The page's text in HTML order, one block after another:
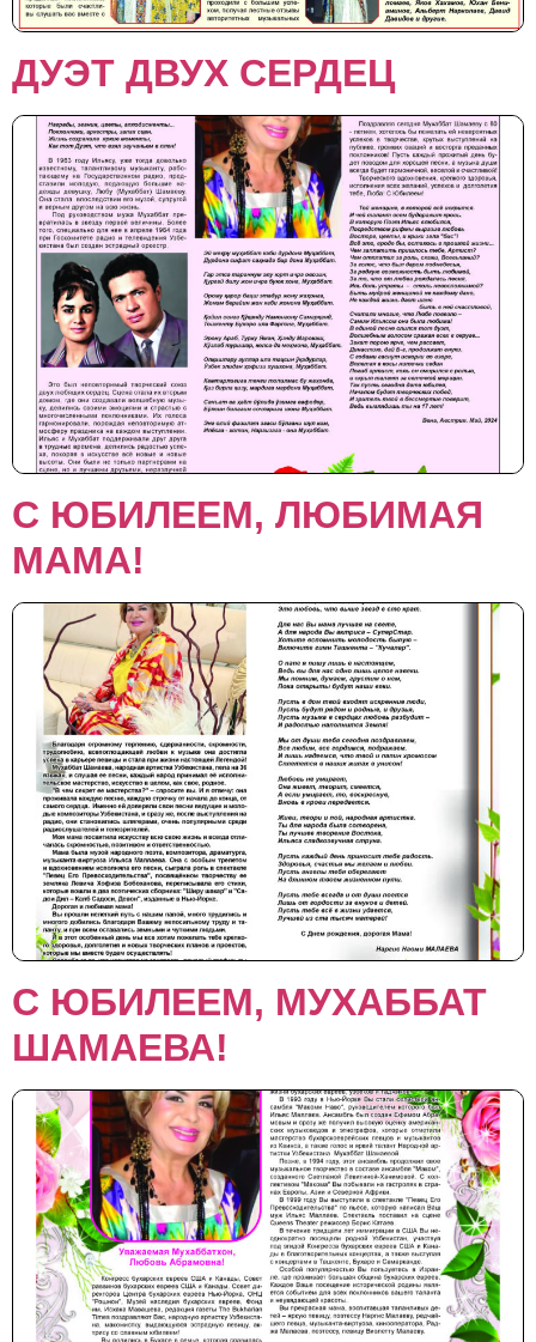
ДУЭТ ДВУХ СЕРДЕЦ
С ЮБИЛЕЕМ, ЛЮБИМАЯ
МАМА!
С ЮБИЛЕЕМ, МУХАББАТ
ШАМАЕВА!